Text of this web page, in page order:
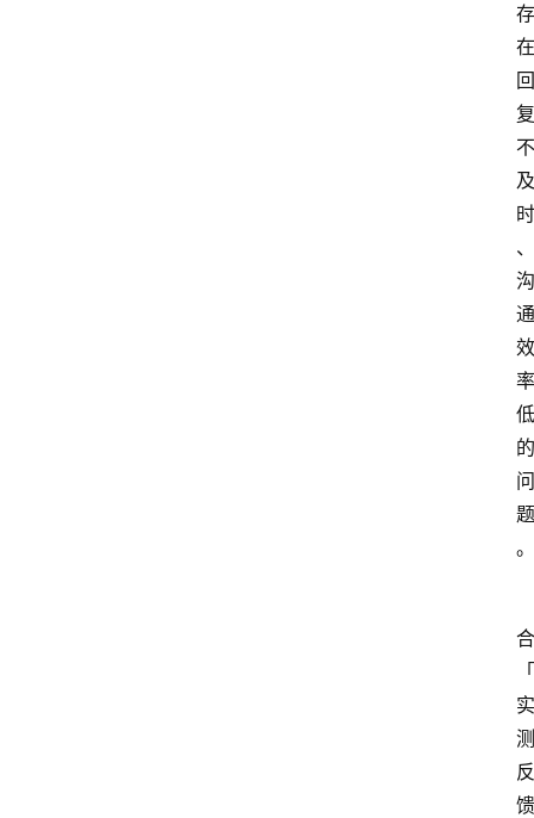
存
在
回
复
不
及
时
、
沟
通
效
率
低
的
问
题
。
合
「
实
测
反
馈